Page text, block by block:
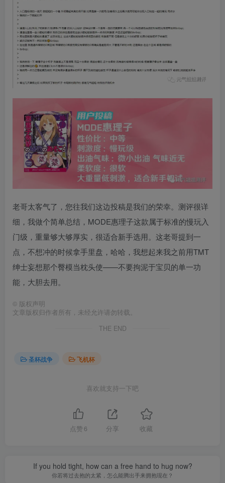
老哥太客气了，您往我们这边投稿是我们的荣幸。测评很详
细，我做个简单总结，MODE惠理子这款属于标准的慢玩入
门级，重量够大够厚实，很适合新手选用。这老哥提到一
点，不想冲的时候拿手里盘，哈哈，我想起来我之前用TMT
绅士妄想那个臀模当枕头使——不要拘泥于宝贝的单一功
能，大胆去用。
© 版权声明
文章版权归作者所有，未经允许请勿转载。
THE END
圣杯战争 飞机杯
喜欢就支持一下吧
点赞 6 分享 收藏
If you hold tight, how can a free hand to hug now?
你若将过去抱的太紧，怎么能腾出手来拥抱现在？